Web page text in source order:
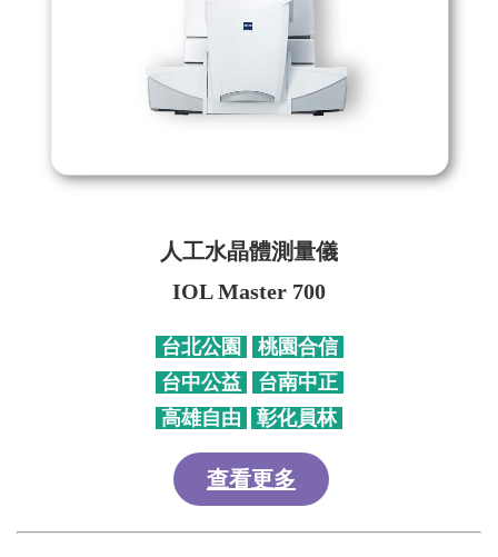
人工水晶體測量儀
IOL Master 700
台北公園
桃園合信
台中公益
台南中正
高雄自由
彰化員林
查看更多